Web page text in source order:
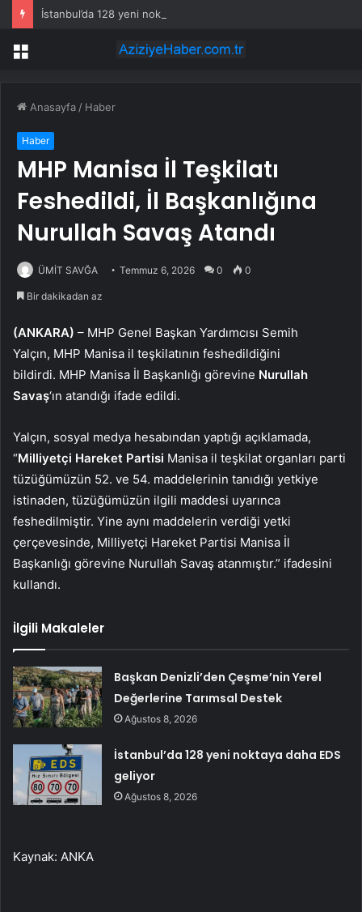
İstanbul’da 128 yeni noktaya daha EDS geliyor
Menü
Anasayfa / Haber
Haber
MHP Manisa İl Teşkilatı
Feshedildi, İl Başkanlığına
Nurullah Savaş Atandı
ÜMİT SAVĞA Temmuz 6, 2026 0 0
Bir dakikadan az
(ANKARA) – MHP Genel Başkan Yardımcısı Semih
Yalçın, MHP Manisa il teşkilatının feshedildiğini
bildirdi. MHP Manisa İl Başkanlığı görevine Nurullah
Savaş‘ın atandığı ifade edildi.
Yalçın, sosyal medya hesabından yaptığı açıklamada,
“Milliyetçi Hareket Partisi Manisa il teşkilat organları parti
tüzüğümüzün 52. ve 54. maddelerinin tanıdığı yetkiye
istinaden, tüzüğümüzün ilgili maddesi uyarınca
feshedilmiştir. Yine aynı maddelerin verdiği yetki
çerçevesinde, Milliyetçi Hareket Partisi Manisa İl
Başkanlığı görevine Nurullah Savaş atanmıştır.” ifadesini
kullandı.
İlgili Makaleler
Başkan Denizli’den Çeşme’nin Yerel
Değerlerine Tarımsal Destek
Ağustos 8, 2026
İstanbul’da 128 yeni noktaya daha EDS
geliyor
Ağustos 8, 2026
Kaynak: ANKA